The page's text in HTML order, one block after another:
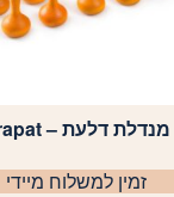
מנדלת דלעת – Grapat
זמין למשלוח מיידי